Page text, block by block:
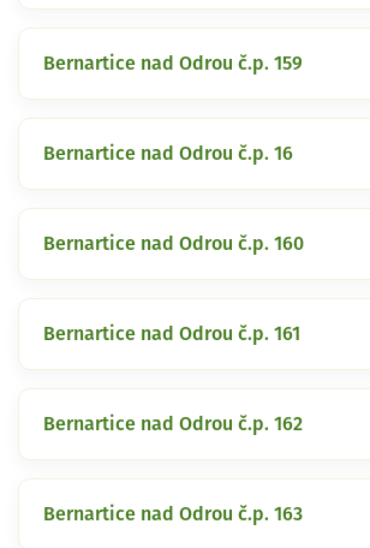
Bernartice nad Odrou č.p. 159
Bernartice nad Odrou č.p. 16
Bernartice nad Odrou č.p. 160
Bernartice nad Odrou č.p. 161
Bernartice nad Odrou č.p. 162
Bernartice nad Odrou č.p. 163